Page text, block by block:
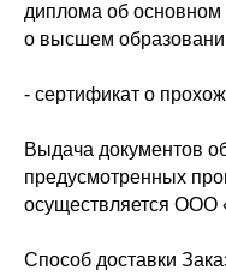
диплома об
о высшем
- сертификат о
Выдача документов
предусмотренных
осуществляется ООО
Способ доставки